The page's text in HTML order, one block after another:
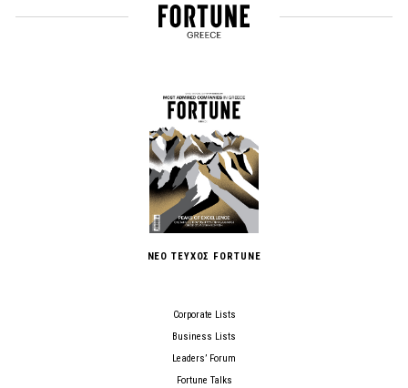
ΝΕΟ ΤΕΥΧΟΣ FORTUNE
Corporate Lists
Business Lists
Leaders’ Forum
Fortune Talks